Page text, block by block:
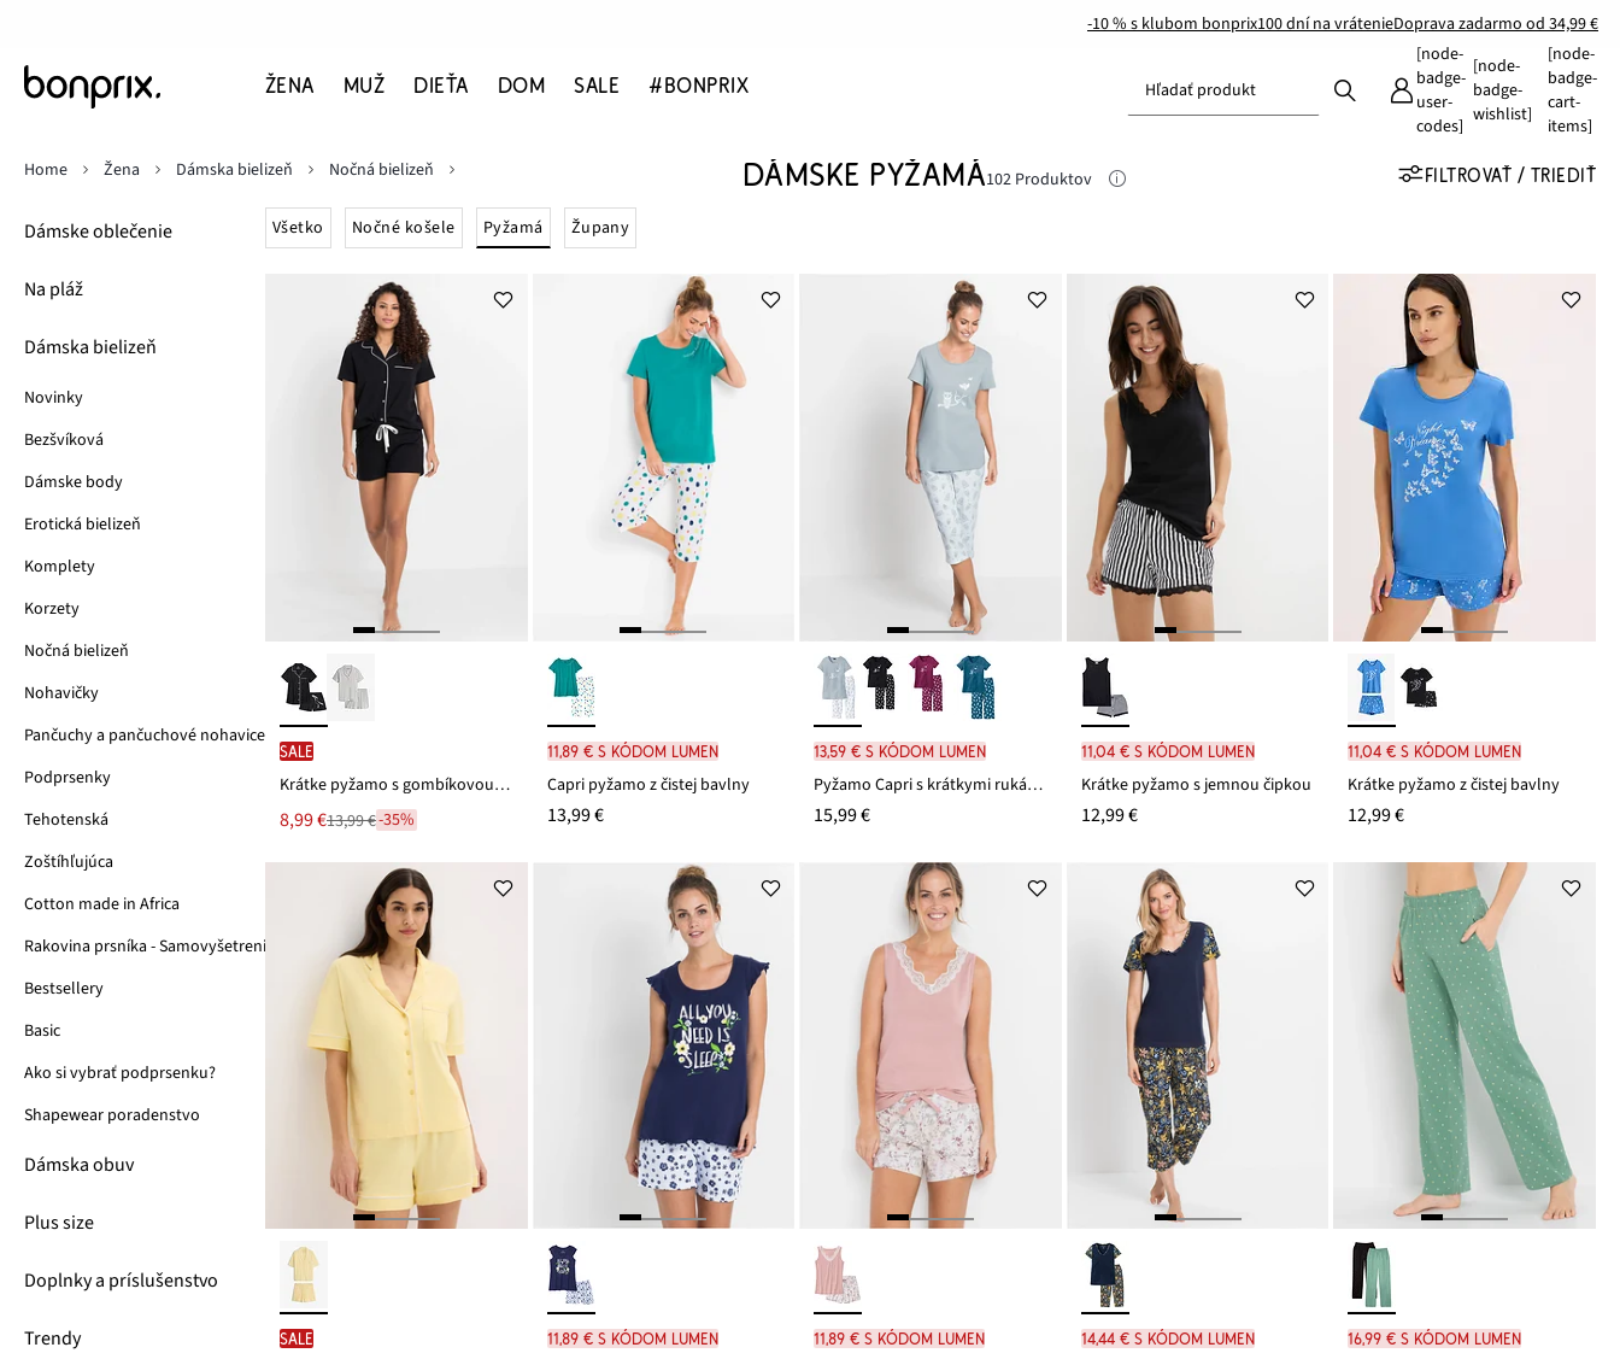
-10 % s klubom bonprix100 dní na vrátenieDoprava zadarmo od 34,99 €
ŽENA MUŽ DIEŤA DOM SALE #BONPRIX Hľadať produkt
[node-
badge-
user-
codes]
[node-
badge-
wishlist]
[node-
badge-
cart-
items]
Dámske oblečenie
Na pláž
Dámska bielizeň
Novinky
Bezšvíková
Dámske body
Erotická bielizeň
Komplety
Korzety
Nočná bielizeň
Nohavičky
Pančuchy a pančuchové nohavice
Podprsenky
Tehotenská
Zoštíhľujúca
Cotton made in Africa
Rakovina prsníka - Samovyšetrenie
Bestsellery
Basic
Ako si vybrať podprsenku?
Shapewear poradenstvo
Dámska obuv
Plus size
Doplnky a príslušenstvo
Trendy
Home Žena Dámska bielizeň Nočná bielizeň DÁMSKE PYŽAMÁ102 Produktov FILTROVAŤ / TRIEDIŤ
Všetko Nočné košele Pyžamá Župany
SALE
Krátke pyžamo s gombíkovou légou
Nová
cena
je
8,99 €
Zľava 13,99 €-35%
11,89 € s kódom LUMEN
Capri pyžamo z čistej bavlny
13,99 €
13,59 € s kódom LUMEN
Pyžamo Capri s krátkymi rukávmi
15,99 €
11,04 € s kódom LUMEN
Krátke pyžamo s jemnou čipkou
12,99 €
11,04 € s kódom LUMEN
Krátke pyžamo z čistej bavlny
12,99 €
SALE 11,89 € s kódom LUMEN 11,89 € s kódom LUMEN 14,44 € s kódom LUMEN 16,99 € s kódom LUMEN